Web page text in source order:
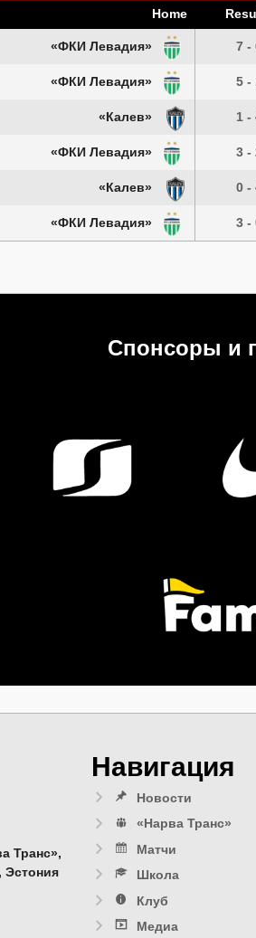
Home
«ФКИ Левадия» 7 -
«ФКИ Левадия» 5 -
«Калев» 1 -
«ФКИ Левадия» 3 -
«Калев» 0 -
«ФКИ Левадия» 3 -
Спонсоры и
Транс»,
Эстония
Навигация
Новости
«Нарва Транс»
Матчи
Школа
Клуб
Медиа